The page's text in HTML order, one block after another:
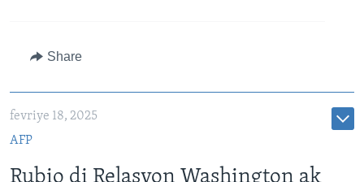
Share
fevriye 18, 2025
AFP
Rubio di Relasyon Washington ak